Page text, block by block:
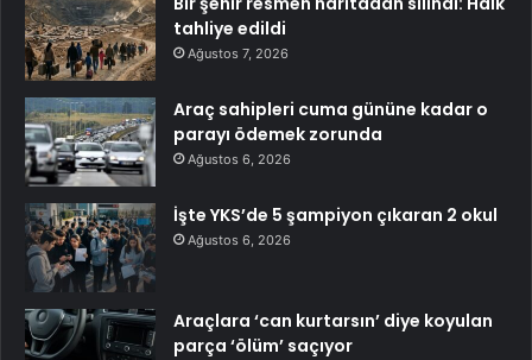
tahliye edildi
Ağustos 7, 2026
Araç sahipleri cuma gününe kadar o
parayı ödemek zorunda
Ağustos 6, 2026
İşte YKS’de 5 şampiyon çıkaran 2 okul
Ağustos 6, 2026
Araçlara ‘can kurtarsın’ diye koyulan
parça ‘ölüm’ saçıyor